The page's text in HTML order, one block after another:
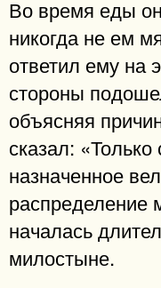
Во время еды
никогда не ем
ответил ему на
стороны
объясняя
сказал:
назначенное
распределение
началась
милостыне.